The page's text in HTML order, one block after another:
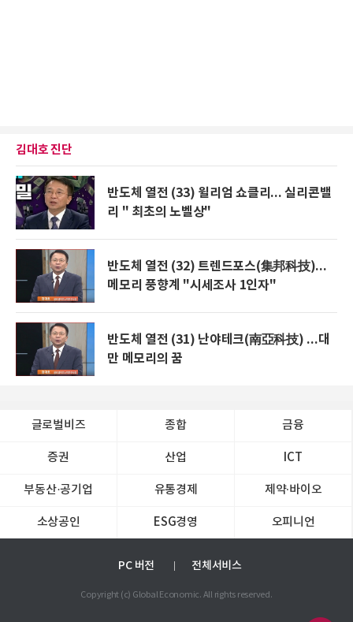
김대호 진단
반도체 열전 (33) 윌리엄 쇼클리... 실리콘밸
리 " 최초의 노벨상"
반도체 열전 (32) 트렌드포스(集邦科技)...
메모리 풍향계 "시세조사 1인자"
반도체 열전 (31) 난야테크(南亞科技) ...대
만 메모리의 꿈
글로벌비즈 종합 금융
증권 산업 ICT
부동산·공기업 유통경제 제약∙바이오
소상공인 ESG경영 오피니언
PC 버전 전체서비스
Copyright (c) Global Economic. All rights reserved.